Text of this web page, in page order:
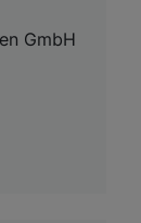
GmbH